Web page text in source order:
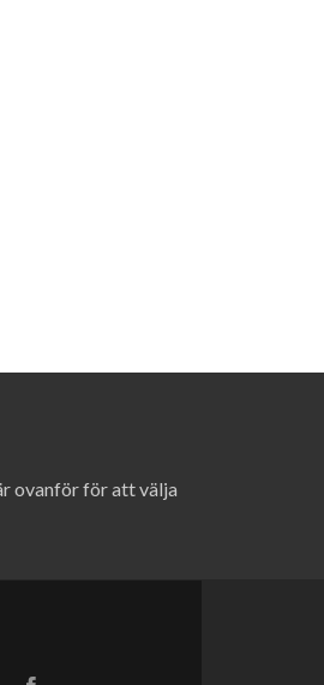
ovanför för att välja